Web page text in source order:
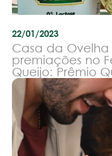
22/01/2023
Casa da
premiações no
Queijo: Prêmio